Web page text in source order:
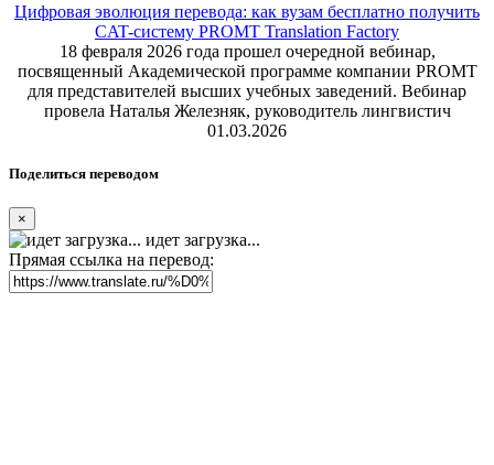
Цифровая эволюция перевода: как вузам бесплатно получить
CAT-систему PROMT Translation Factory
18 февраля 2026 года прошел очередной вебинар,
посвященный Академической программе компании PROMT
для представителей высших учебных заведений. Вебинар
провела Наталья Железняк, руководитель лингвистич
01.03.2026
Поделиться переводом
×
идет загрузка...
Прямая ссылка на перевод: